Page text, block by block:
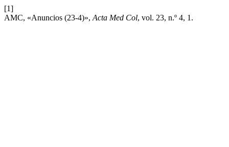
[1]
AMC, «Anuncios (23-4)», Acta Med Col, vol. 23, n.º 4, 1.